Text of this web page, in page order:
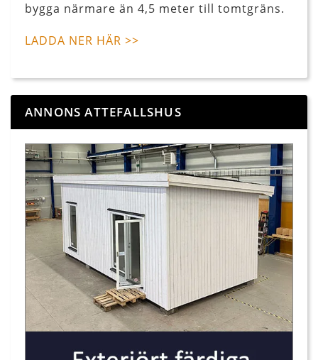
bygga närmare än 4,5 meter till tomtgräns.
LADDA NER HÄR >>
ANNONS ATTEFALLSHUS